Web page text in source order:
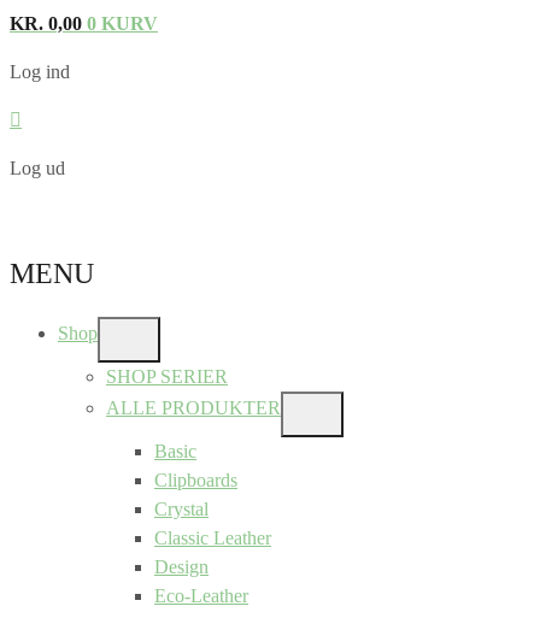
KR. 0,00 0 KURV
Log ind
Log ud
MENU
Shop
SUB
MENU
SHOP SERIER
ALLE PRODUKTER
SUB
Basic
Clipboards
Crystal
Classic Leather
Design
Eco-Leather